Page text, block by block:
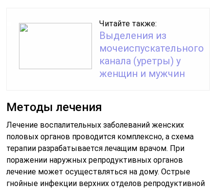
лечение может осуществляться на дому. Острые
гнойные инфекции верхних отделов репродуктивной
системы требуют стационарного лечения под
тщательным контролем медицинского персонала.
противовирусные медикаменты. Применение
антибиотиков с учетом чувствительности
патогенного микроорганизма. Стандартная
фармакотерапия антибиотиками зависит от
индивидуального течения болезни или от наличия
противопоказаний и составляет от 7 до 14 дней. При